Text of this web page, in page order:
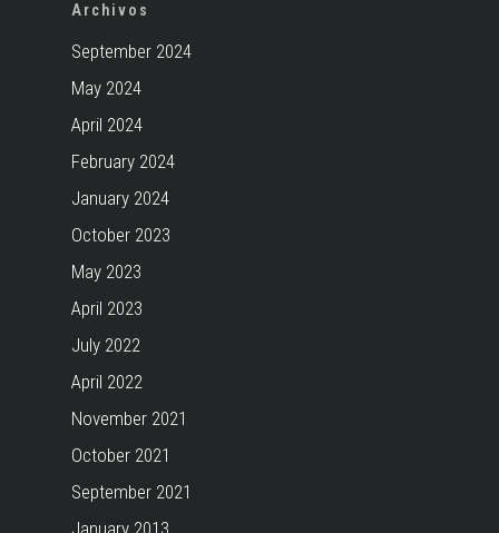
Archivos
September 2024
May 2024
April 2024
February 2024
January 2024
October 2023
May 2023
April 2023
July 2022
April 2022
November 2021
October 2021
September 2021
January 2013